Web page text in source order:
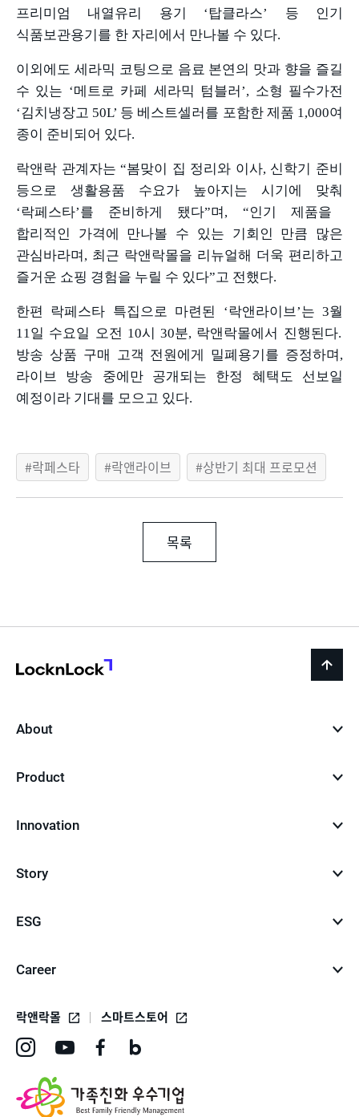
프리미엄 내열유리 용기
‘탑클라스’ 등 인기
식품보관용기를 한 자리에서 만나볼 수 있다.
이외에도 세라믹 코팅으로 음료 본연의 맛과 향을 즐길
수 있는 ‘메트로 카페 세라믹 텀블러 ’, 소형 필수가전
‘김치냉장고 50L’ 등 베스트셀러를 포함한 제품 1,000여
종이 준비되어 있다.
락앤락 관계자는 “봄맞이 집 정리와 이사, 신학기 준비
등으로 생활용품 수요가 높아지는 시기에 맞춰
‘락페스타’를 준비하게 됐다”며 , “인기 제품을
합리적인 가격에 만나볼 수 있는 기회인 만큼 많은
관심바라며 , 최근 락앤락몰을 리뉴얼해 더욱 편리하고
즐거운 쇼핑 경험을 누릴 수 있다”고 전했다.
한편 락페스타 특집으로 마련된 ‘락앤라이브 ’는 3월
11 일 수요일 오전 10시 30분, 락앤락몰에서 진행된다.
방송 상품 구매 고객 전원에게 밀폐용기를 증정하며 ,
라이브 방송 중에만 공개되는 한정 혜택도 선보일
예정이라 기대를 모으고 있다.
락페스타 락앤라이브 상반기 최대 프로모션
목록
back
About
Product
Innovation
Story
ESG
Career
락앤락몰 스마트스토어
스
타
브
스
버